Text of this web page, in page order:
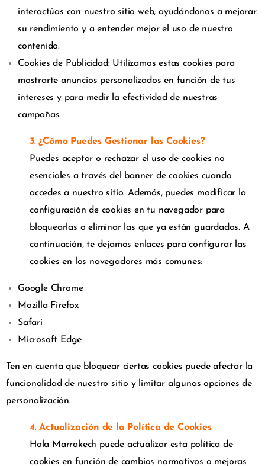
interactúas con nuestro sitio web, ayudándonos a mejorar
su rendimiento y a entender mejor el uso de nuestro
contenido.
Cookies de Publicidad: Utilizamos estas cookies para
mostrarte anuncios personalizados en función de tus
intereses y para medir la efectividad de nuestras
campañas.
3. ¿Cómo Puedes Gestionar las Cookies?
Puedes aceptar o rechazar el uso de cookies no
esenciales a través del banner de cookies cuando
accedes a nuestro sitio. Además, puedes modificar la
configuración de cookies en tu navegador para
bloquearlas o eliminar las que ya están guardadas. A
continuación, te dejamos enlaces para configurar las
cookies en los navegadores más comunes:
Google Chrome
Mozilla Firefox
Safari
Microsoft Edge
Ten en cuenta que bloquear ciertas cookies puede afectar la
funcionalidad de nuestro sitio y limitar algunas opciones de
personalización.
4. Actualización de la Política de Cookies
Hola Marrakech puede actualizar esta política de
cookies en función de cambios normativos o mejoras